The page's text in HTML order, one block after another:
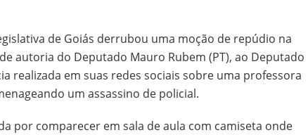
de Goiás derrubou uma moção de repúdio na
autoria do Deputado Mauro Rubem (PT), ao Deputado
realizada em suas redes sociais sobre uma professora
um assassino de policial.
por comparecer em sala de aula com camiseta onde